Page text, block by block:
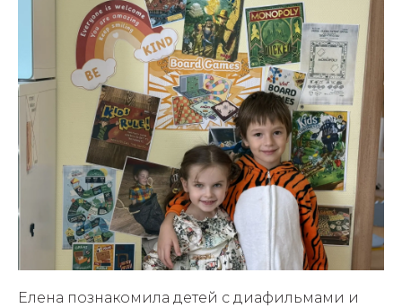
Елена познакомила детей с диафильмами и